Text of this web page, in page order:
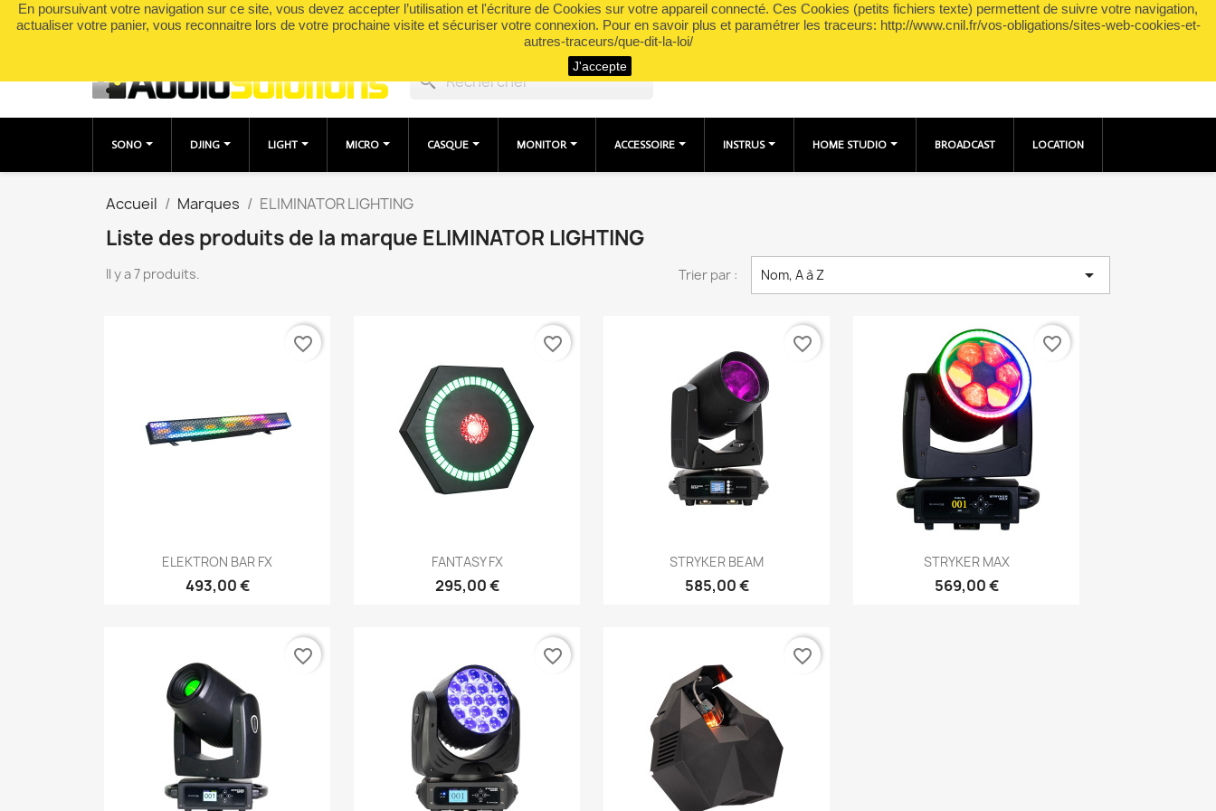
En poursuivant votre navigation sur ce site, vous devez accepter l’utilisation et l'écriture de Cookies sur votre appareil connecté. Ces Cookies (petits fichiers texte) permettent de suivre votre navigation,
actualiser votre panier, vous reconnaitre lors de votre prochaine visite et sécuriser votre connexion. Pour en savoir plus et paramétrer les traceurs: http://www.cnil.fr/vos-obligations/sites-web-cookies-et-
autres-traceurs/que-dit-la-loi/
J'accepte
Appelez-nous :0490049895 Connexion shopping_cartPanier(0)
search
SONO DJING LIGHT MICRO CASQUE MONITOR ACCESSOIRE INSTRUS HOME STUDIO BROADCAST LOCATION
Accueil Marques ELIMINATOR LIGHTING
Liste des produits de la marque ELIMINATOR LIGHTING
Il y a 7 produits. Trier par : Nom, A à Z 
ELEKTRON BAR FX
493,00 €
Aperçu rapide
favorite_border
FANTASY FX
295,00 €
Aperçu rapide
favorite_border
STRYKER BEAM
585,00 €
Aperçu rapide
favorite_border
STRYKER MAX
569,00 €
Aperçu rapide
favorite_border
favorite_border favorite_border favorite_border